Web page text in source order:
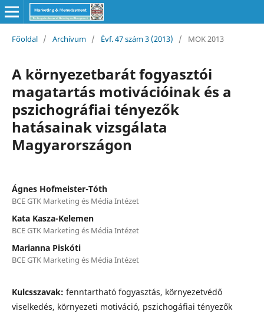
Főoldal / Archívum / Évf. 47 szám 3 (2013) / MOK 2013
A környezetbarát fogyasztói
magatartás motivációinak és a
pszichográfiai tényezők
hatásainak vizsgálata
Magyarországon
Ágnes Hofmeister-Tóth
BCE GTK Marketing és Média Intézet
Kata Kasza-Kelemen
BCE GTK Marketing és Média Intézet
Marianna Piskóti
BCE GTK Marketing és Média Intézet
Kulcsszavak: fenntartható fogyasztás, környezetvédő
viselkedés, környezeti motiváció, pszichogáfiai tényezők